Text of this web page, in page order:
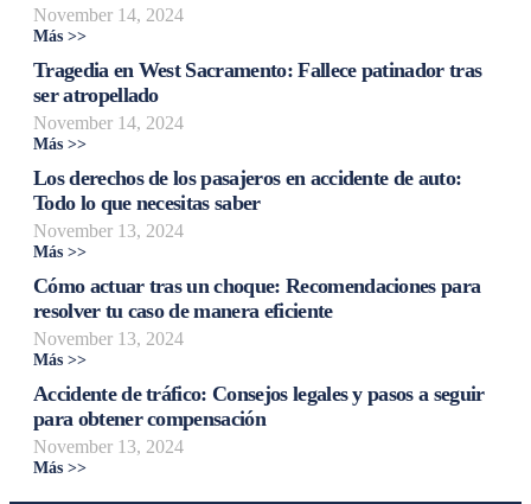
November 14, 2024
Más >>
Tragedia en West Sacramento: Fallece patinador tras
ser atropellado
November 14, 2024
Más >>
Los derechos de los pasajeros en accidente de auto:
Todo lo que necesitas saber
November 13, 2024
Más >>
Cómo actuar tras un choque: Recomendaciones para
resolver tu caso de manera eficiente
November 13, 2024
Más >>
Accidente de tráfico: Consejos legales y pasos a seguir
para obtener compensación
November 13, 2024
Más >>